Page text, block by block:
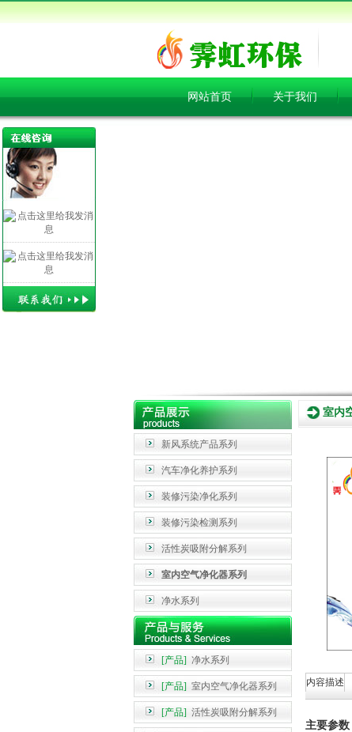
网站首页 关于我们
新风系统产品系列
汽车净化养护系列
装修污染净化系列
装修污染检测系列
活性炭吸附分解系列
室内空气净化器系列
净水系列
[产品] 净水系列
[产品] 室内空气净化器系列
[产品] 活性炭吸附分解系列
室内
内容描述
主要参数